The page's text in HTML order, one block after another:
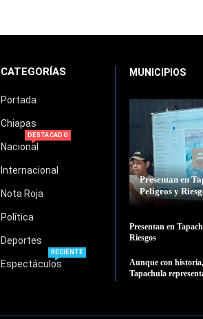
CATEGORÍAS
Portada
Chiapas
Nacional
DESTACADO
Internacional
Nota Roja
Política
Deportes
Espectáculos
RECIENTE
MUNICIPIOS
Presentan en
Peligros y
Presentan en
Riesgos
Aunque con
Tapachula